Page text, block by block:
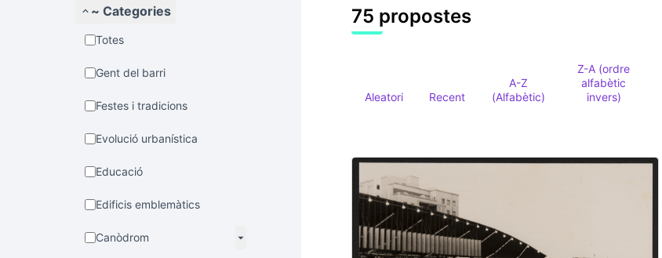
~ Categories
Totes
Gent del barri
Festes i tradicions
Evolució urbanística
Educació
Edificis emblemàtics
Canòdrom
75 propostes
Aleatori Recent
A-Z
(Alfabètic)
Z-A (ordre
alfabètic
invers)